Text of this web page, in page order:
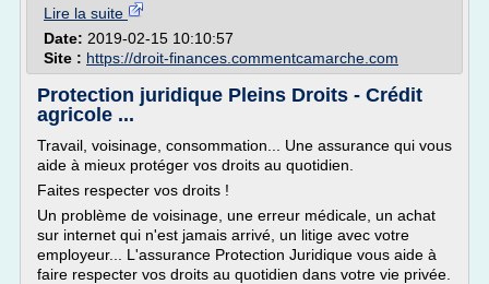
Lire la suite
Date: 2019-02-15 10:10:57
Site : https://droit-finances.commentcamarche.com
Protection juridique Pleins Droits - Crédit
agricole ...
Travail, voisinage, consommation... Une assurance qui vous
aide à mieux protéger vos droits au quotidien.
Faites respecter vos droits !
Un problème de voisinage, une erreur médicale, un achat
sur internet qui n'est jamais arrivé, un litige avec votre
employeur... L'assurance Protection Juridique vous aide à
faire respecter vos droits au quotidien dans votre vie privée.